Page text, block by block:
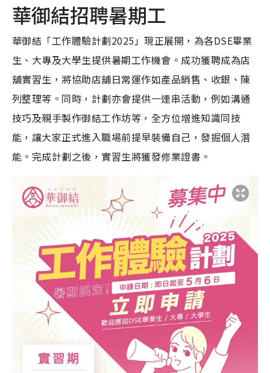
華御結招聘暑期工
華御結「工作體驗計劃2025」現正展開，為各DSE畢業
生、大專及大學生提供暑期工作機會。成功獲聘成為店
舖實習生，將協助店舖日常運作如產品銷售、收銀、陳
列整理等。同時，計劃亦會提供一連串活動，例如溝通
技巧及親手製作御結工作坊等，全方位增進知識同技
能，讓大家正式進入職場前提早裝備自己，發掘個人潛
能。完成計劃之後，實習生將獲發修業證書。